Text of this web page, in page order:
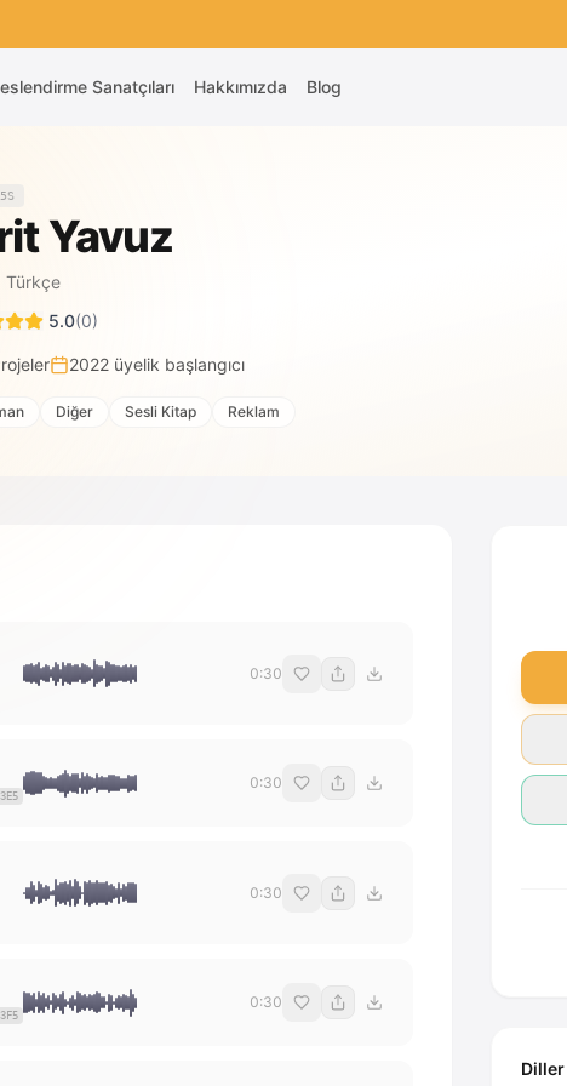
Sanatçıları Hakkımızda Blog
Yavuz
Türkçe
5.0(0)
2022 üyelik başlangıcı
Diğer Sesli Kitap Reklam
0:30
0:30
0:30
0:30
Diller